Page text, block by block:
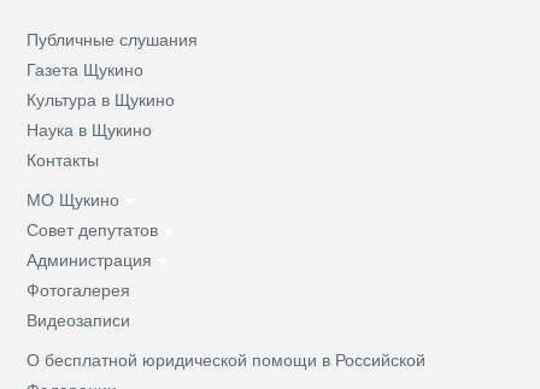
Публичные слушания
Газета Щукино
Культура в Щукино
Наука в Щукино
Контакты
МО Щукино
Совет депутатов
Администрация
Фотогалерея
Видеозаписи
О бесплатной юридической помощи в Российской